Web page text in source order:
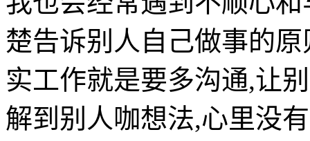
楚告诉别人自己做事的
实工作就是要多沟通,让
解到别人咖想法,心里没